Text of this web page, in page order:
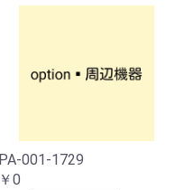
PA-001-1729
￥0